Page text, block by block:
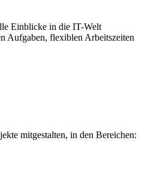
Einblicke in die IT-Welt
Aufgaben, flexiblen Arbeitszeiten
mitgestalten, in den Bereichen: